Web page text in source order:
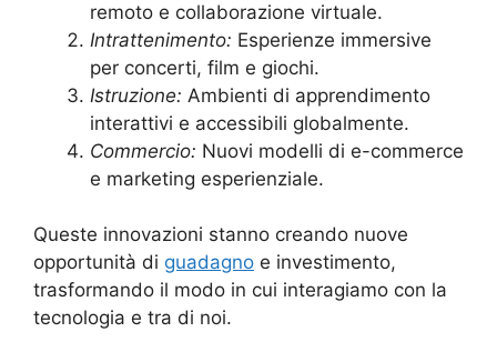
remoto e collaborazione virtuale.
Intrattenimento: Esperienze immersive
per concerti, film e giochi.
Istruzione: Ambienti di apprendimento
interattivi e accessibili globalmente.
Commercio: Nuovi modelli di e-commerce
e marketing esperienziale.
Queste innovazioni stanno creando nuove
opportunità di guadagno e investimento,
trasformando il modo in cui interagiamo con la
tecnologia e tra di noi.